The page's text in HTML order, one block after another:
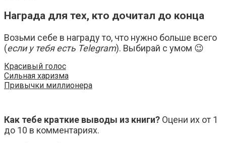
Награда для тех, кто дочитал до конца
Возьми себе в награду то, что нужно больше всего
(если у тебя есть Telegram). Выбирай с умом 😉
Красивый голос
Сильная харизма
Привычки миллионера
Как тебе краткие выводы из книги? Оцени их от 1
до 10 в комментариях.